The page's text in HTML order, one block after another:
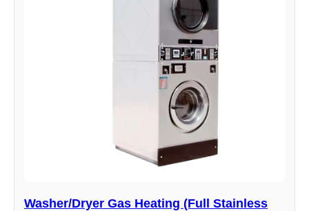
Washer/Dryer Gas Heating (Full Stainless